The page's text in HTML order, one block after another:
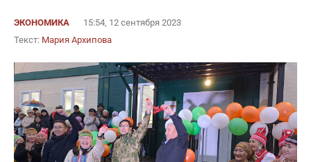
ЭКОНОМИКА
15:54, 12 сентября 2023
Текст: Мария Архипова